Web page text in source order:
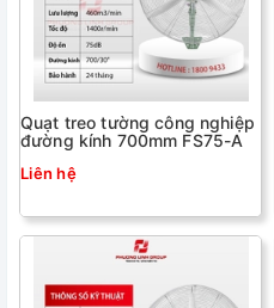
Quạt treo tường công nghiệp
đường kính 700mm FS75-A
Liên hệ